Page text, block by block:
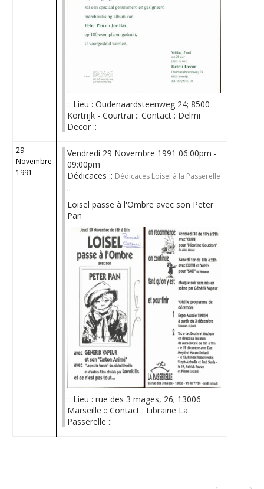
:: Lieu : Oudenaardsteenweg 24; 8500
Kortrijk - Courtrai :: Contact : Delmi
Decor ::
29
Novembre
1991
Vendredi 29 Novembre 1991 06:00pm -
09:00pm
Dédicaces :: Dédicaces Loisel à la Passerelle
::
Loisel passe à l'Ombre avec son Peter
Pan
:: Lieu : rue des 3 mages, 26; 13006
Marseille :: Contact : Librairie La
Passerelle ::